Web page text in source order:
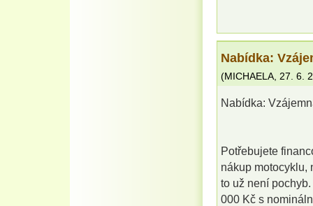
Nabídka:
(MICHAELA 27. 6.
Nabídka:
Potřebujete
nákup motocyklu,
to už není
000 Kč s